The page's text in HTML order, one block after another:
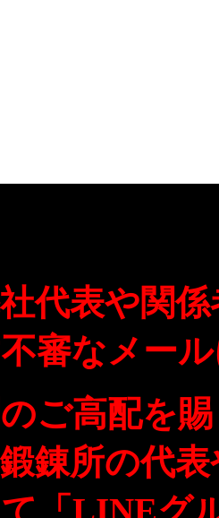
社代表や関
審なメー
ご高配を
錬所の代